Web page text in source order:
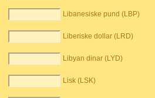
Libanesiske pund (LBP)
Liberiske dollar (LRD)
Libyan dinar (LYD)
Lisk (LSK)